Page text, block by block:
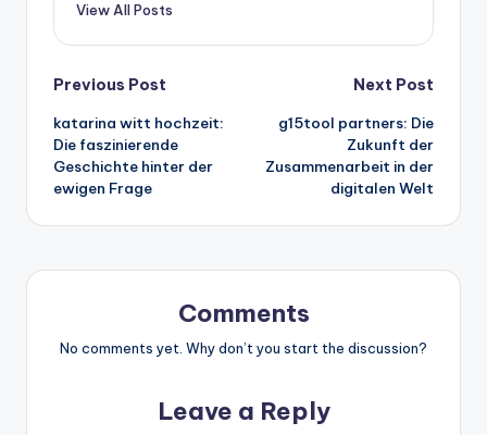
View All Posts
Post
navigation
Previous Post
katarina witt hochzeit:
Die faszinierende
Geschichte hinter der
ewigen Frage
Next Post
g15tool partners: Die
Zukunft der
Zusammenarbeit in der
digitalen Welt
Comments
No comments yet. Why don’t you start the discussion?
Leave a Reply